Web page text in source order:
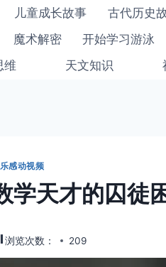
儿童成长故事 古代历史
魔术解密 开始学习游泳
维
天文知识
感动视频
学天才的囚徒
浏览次数： 209